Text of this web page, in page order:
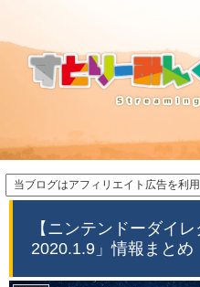
当ブログはアフィリエイト広告を利
【ニンテンドーダイ
2020.1.9」情報まとめ